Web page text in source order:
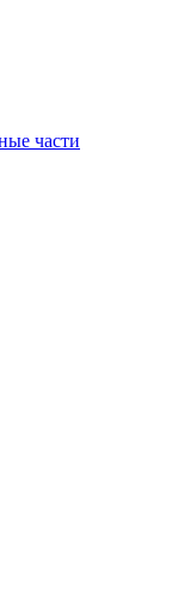
части